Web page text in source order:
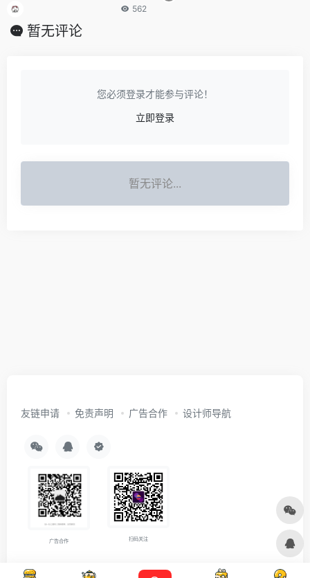
562
暂无评论
您必须登录才能参与评论！
立即登录
暂无评论...
友链申请 免责声明 广告合作 设计师导航
广告合作 扫码关注
Copyright © 2026沪ICP备2021007899号-5 Designed by 设计资源